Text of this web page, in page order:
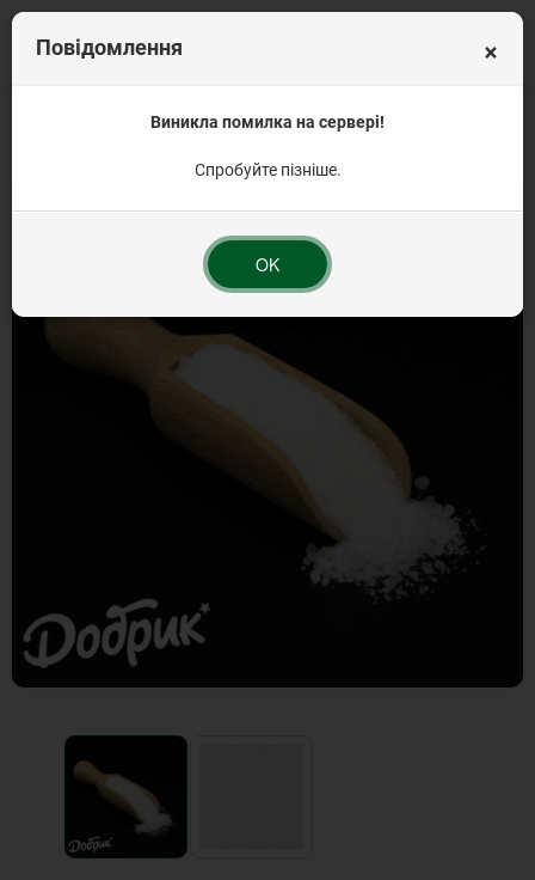
Вагова продукція Кондитерські інгредієнти від 1 кг
×
Повідомлення
Виникла помилка на сервері!
Спробуйте пізніше.
OK